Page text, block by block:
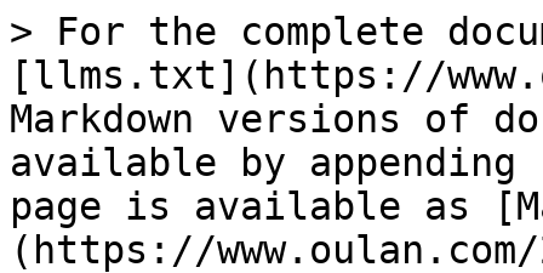
> For the complete
[llms.txt](https://
Markdown versions of
available by
page is available as
(https://